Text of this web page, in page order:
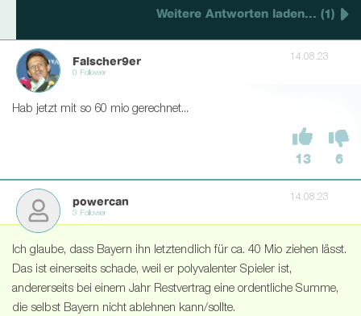
Weitere Antworten laden... (1)
Falscher9er
0 Follower
14.08.23
Hab jetzt mit so 60 mio gerechnet...
13 6
powercan
3 Follower
14.08.23
Ich glaube, dass Bayern ihn letztendlich für ca. 40 Mio ziehen lässt.
Das ist einerseits schade, weil er polyvalenter Spieler ist,
andererseits bei einem Jahr Restvertrag eine ordentliche Summe,
die selbst Bayern nicht ablehnen kann/sollte.